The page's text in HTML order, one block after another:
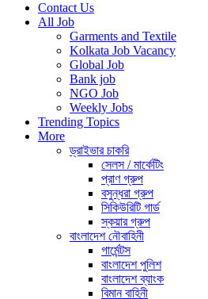
Contact Us
All Job
Garments and Textile
Kolkata Job Vacancy
Global Job
Bank job
NGO Job
Weekly Jobs
Trending Topics
More
ড্রাইভার চাকরি
সেলস / মার্কেটিং
প্রাণ গ্রুপ
বসুন্ধরা গ্রুপ
সিকিউরিটি গার্ড
স্কয়ার গ্রুপ
বাংলাদেশ নৌবাহিনী
গার্মেন্টস
বাংলাদেশ পুলিশ
বাংলাদেশ ব্যাংক
বিমান বাহিনী